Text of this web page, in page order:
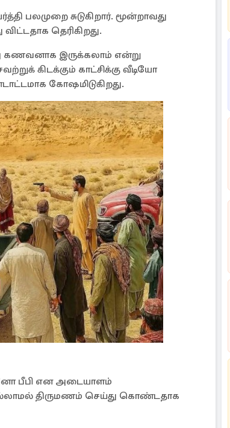
பலமுறை சுடுகிறார். மூன்றாவது
தெரிகிறது.
கணவனாக இருக்கலாம் என்று
கிடக்கும் காட்சிக்கு வீடியோ
கோஷமிடுகிறது.
பீபி என அடையாளம்
திருமணம் செய்து கொண்டதாக